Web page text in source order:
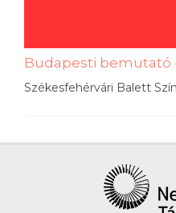
Budapesti bemutató
Székesfehérvári Balett